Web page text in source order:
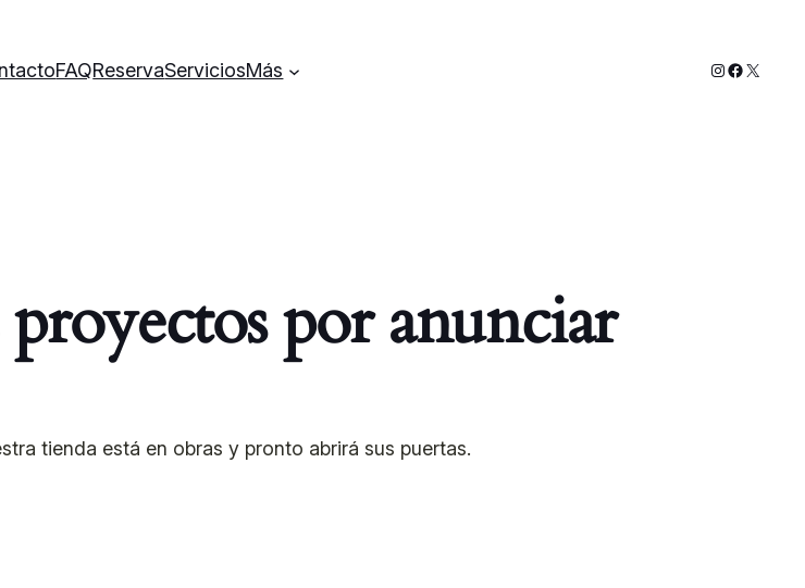
FAQReservaServiciosMás Instagram
X
por anunciar
tienda está en obras y pronto abrirá sus puertas.